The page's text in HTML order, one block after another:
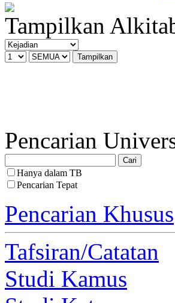
Tampilkan
Pencarian
Hanya dalam TB
Pencarian Tepat
Pencarian Khusus
Tafsiran/Catatan
Studi Kamus